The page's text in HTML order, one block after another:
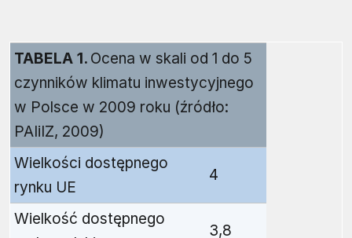
TABELA 1. Ocena w skali od 1 do 5
czynników klimatu inwestycyjnego
w Polsce w 2009 roku (źródło:
PAIiIZ, 2009)
Wielkości dostępnego
rynku UE
4
Wielkość dostępnego
3,8